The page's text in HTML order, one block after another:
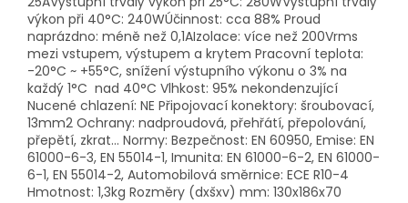
výkon při 40°C: 240WÚčinnost: cca 88% Proud
naprázdno: méně než 0,1AIzolace: více než 200Vrms
mezi vstupem, výstupem a krytem Pracovní teplota:
-20°C ~ +55°C, snížení výstupního výkonu o 3% na
každý 1°C nad 40°C Vlhkost: 95% nekondenzující
Nucené chlazení: NE Připojovací konektory: šroubovací,
13mm2 Ochrany: nadproudová, přehřátí, přepolování,
přepětí, zkrat... Normy: Bezpečnost: EN 60950, Emise: EN
61000-6-3, EN 55014-1, Imunita: EN 61000-6-2, EN 61000-
6-1, EN 55014-2, Automobilová směrnice: ECE R10-4
Hmotnost: 1,3kg Rozměry (dxšxv) mm: 130x186x70